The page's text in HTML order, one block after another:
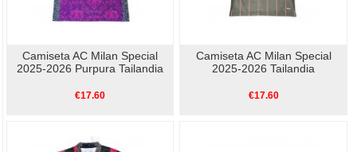
Camiseta AC Milan Special
2025-2026 Purpura Tailandia
€17.60
Camiseta AC Milan Special
2025-2026 Tailandia
€17.60